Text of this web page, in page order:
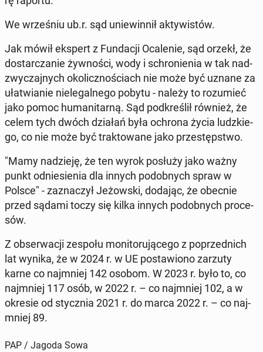
We wrze­śniu ub.r. sąd unie­win­nił ak­ty­wi­stów.
Jak mówił ekspert z Fun­da­cji Oca­le­nie, sąd orzekł, że
do­star­cza­nie żyw­no­ści, wody i schro­nie­nia w tak nad­
zwy­czaj­nych oko­licz­no­ściach nie może być uznane za
uła­twia­nie nie­le­gal­ne­go pobytu - należy to ro­zu­mieć
jako pomoc hu­ma­ni­tar­ną. Sąd pod­kre­ślił również, że
celem tych dwóch działań była ochrona życia ludz­kie­
go, co nie może być trak­to­wa­ne jako prze­stęp­stwo.
"Mamy na­dzie­ję, że ten wyrok posłuży jako ważny
punkt od­nie­sie­nia dla innych po­dob­nych spraw w
Polsce" - za­zna­czył Je­żow­ski, dodając, że obecnie
przed sądami toczy się kilka innych po­dob­nych pro­ce­
sów.
Z ob­ser­wa­cji zespołu mo­ni­to­ru­ją­ce­go z po­przed­nich
lat wynika, że w 2024 r. w UE po­sta­wio­no zarzuty
karne co naj­mniej 142 osobom. W 2023 r. było to, co
naj­mniej 117 osób, w 2022 r. – co naj­mniej 102, a w
okresie od stycz­nia 2021 r. do marca 2022 r. – co naj­
mniej 89.
PAP / Jagoda Sowa